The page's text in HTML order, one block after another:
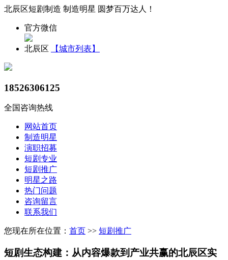
北辰区短剧制造 制造明星 圆梦百万达人！
官方微信
北辰区 【城市列表】
18526306125
全国咨询热线
网站首页
制造明星
演职招募
短剧专业
短剧推广
明星之路
热门问题
咨询留言
联系我们
您现在所在位置： 首页 >> 短剧推广
短剧生态构建：从内容爆款到产业共赢的北辰区实